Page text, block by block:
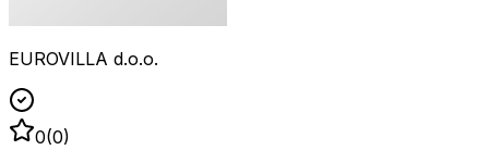
EUROVILLA d.o.o.
0(0)